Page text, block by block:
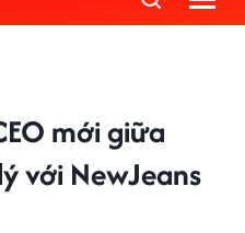
mới giữa
với NewJeans